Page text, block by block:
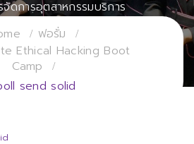
ดการอุตสาหกรรมบริการ
าลัยราชภัฏสวนสุนันทา
ฟอรั่ม
Ethical Hacking Boot
Camp
send solid